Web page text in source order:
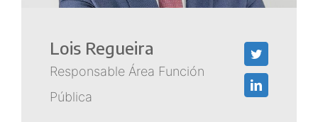
Lois Regueira
Responsable Área Función
Pública